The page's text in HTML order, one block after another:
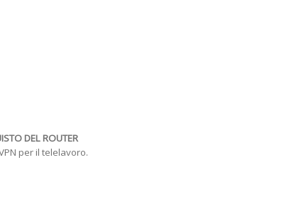
DEL ROUTER
per il telelavoro.